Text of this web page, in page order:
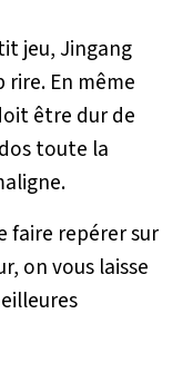
jeu, Jingang
En même
être dur de
toute la
faire repérer sur
on vous laisse